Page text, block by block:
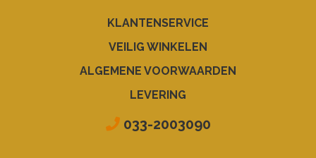
KLANTENSERVICE
VEILIG WINKELEN
ALGEMENE VOORWAARDEN
LEVERING
033-2003090